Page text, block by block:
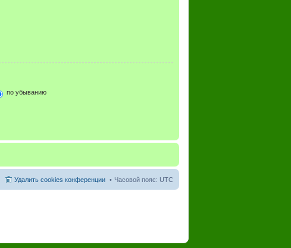
по убыванию
Часовой пояс: UTC
Удалить cookies конференции